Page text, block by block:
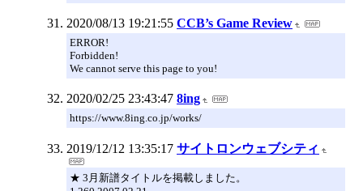
2020/08/13 19:21:55 CCB’s Game Review
ERROR!
Forbidden!
We cannot serve this page to you!
2020/02/25 23:43:47 8ing
https://www.8ing.co.jp/works/
2019/12/12 13:35:17 サイトロンウェブシティ
★ 3月新譜タイトルを掲載しました。